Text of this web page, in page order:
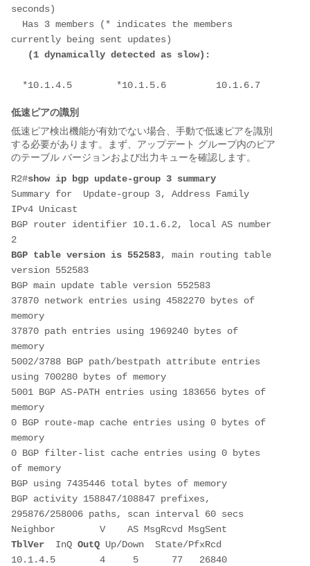
seconds)
Has 3 members (* indicates the members
currently being sent updates)
(1 dynamically detected as slow):
*10.1.4.5        *10.1.5.6         10.1.6.7
低速ピアの識別
低速ピア検出機能が有効でない場合、手動で低速ピアを識別
する必要があります。まず、アップデート グループ内のピア
のテーブル バージョンおよび出力キューを確認します。
R2#show ip bgp update-group 3 summary
Summary for  Update-group 3, Address Family
IPv4 Unicast
BGP router identifier 10.1.6.2, local AS number
2
BGP table version is 552583, main routing table
version 552583
BGP main update table version 552583
37870 network entries using 4582270 bytes of
memory
37870 path entries using 1969240 bytes of
memory
5002/3788 BGP path/bestpath attribute entries
using 700280 bytes of memory
5001 BGP AS-PATH entries using 183656 bytes of
memory
0 BGP route-map cache entries using 0 bytes of
memory
0 BGP filter-list cache entries using 0 bytes
of memory
BGP using 7435446 total bytes of memory
BGP activity 158847/108847 prefixes,
295876/258006 paths, scan interval 60 secs
TblVer InQ OutQ Up/Down  State/PfxRcd